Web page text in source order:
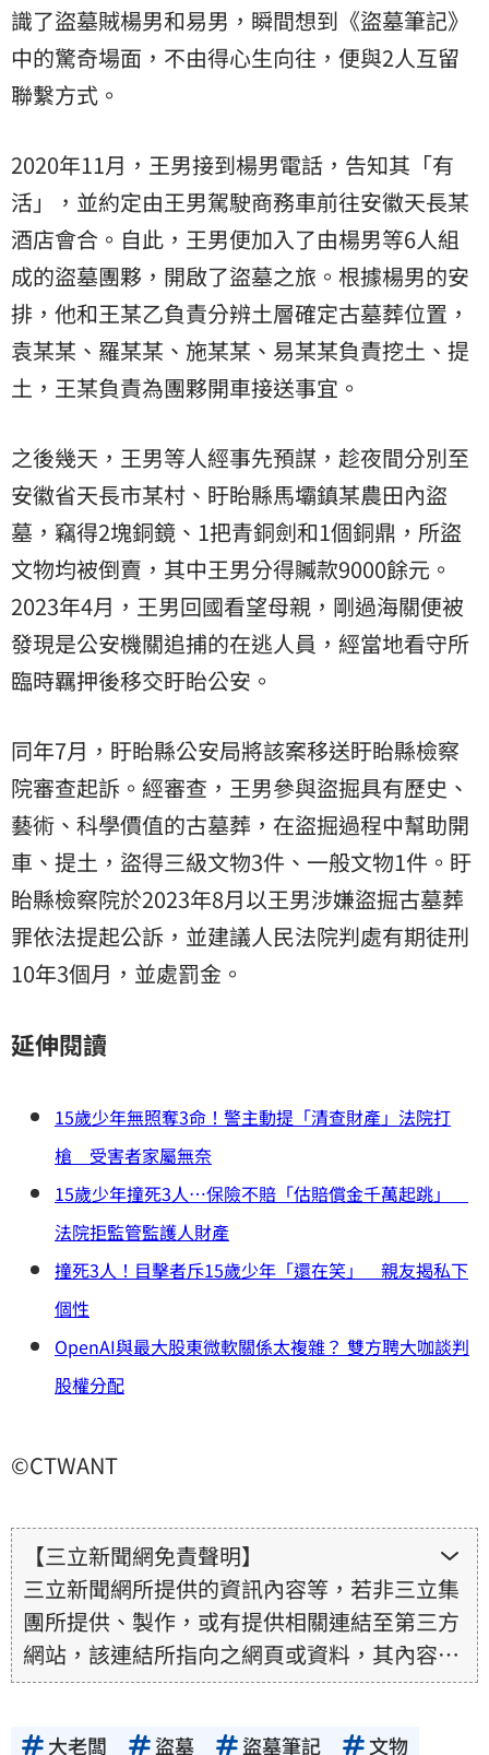
識了盜墓賊楊男和易男，瞬間想到《盜墓筆記》
中的驚奇場面，不由得心生向往，便與2人互留
聯繫方式。
2020年11月，王男接到楊男電話，告知其「有
活」，並約定由王男駕駛商務車前往安徽天長某
酒店會合。自此，王男便加入了由楊男等6人組
成的盜墓團夥，開啟了盜墓之旅。根據楊男的安
排，他和王某乙負責分辨土層確定古墓葬位置，
袁某某、羅某某、施某某、易某某負責挖土、提
土，王某負責為團夥開車接送事宜。
之後幾天，王男等人經事先預謀，趁夜間分別至
安徽省天長市某村、盱眙縣馬壩鎮某農田內盜
墓，竊得2塊銅鏡、1把青銅劍和1個銅鼎，所盜
文物均被倒賣，其中王男分得贓款9000餘元。
2023年4月，王男回國看望母親，剛過海關便被
發現是公安機關追捕的在逃人員，經當地看守所
臨時羈押後移交盱眙公安。
同年7月，盱眙縣公安局將該案移送盱眙縣檢察
院審查起訴。經審查，王男參與盜掘具有歷史、
藝術、科學價值的古墓葬，在盜掘過程中幫助開
車、提土，盜得三級文物3件、一般文物1件。盱
眙縣檢察院於2023年8月以王男涉嫌盜掘古墓葬
罪依法提起公訴，並建議人民法院判處有期徒刑
10年3個月，並處罰金。
延伸閱讀
15歲少年無照奪3命！警主動提「清查財產」法院打
槍 受害者家屬無奈
15歲少年撞死3人…保險不賠「估賠償金千萬起跳」
法院拒監管監護人財產
撞死3人！目擊者斥15歲少年「還在笑」 親友揭私下
個性
OpenAI與最大股東微軟關係太複雜？ 雙方聘大咖談判
股權分配
©CTWANT
【三立新聞網免責聲明】
三立新聞網所提供的資訊內容等，若非三立集
團所提供、製作，或有提供相關連結至第三方
網站，該連結所指向之網頁或資料，其內容均
為所連結網站提供，相關權利均為該網站、內
大老闆 盜墓 盜墓筆記 文物